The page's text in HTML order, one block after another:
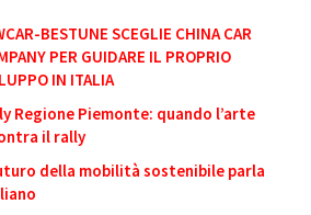
BESTUNE SCEGLIE CHINA CAR
PER GUIDARE IL PROPRIO
IN ITALIA
Regione Piemonte: quando l’arte
il rally
della mobilità sostenibile parla